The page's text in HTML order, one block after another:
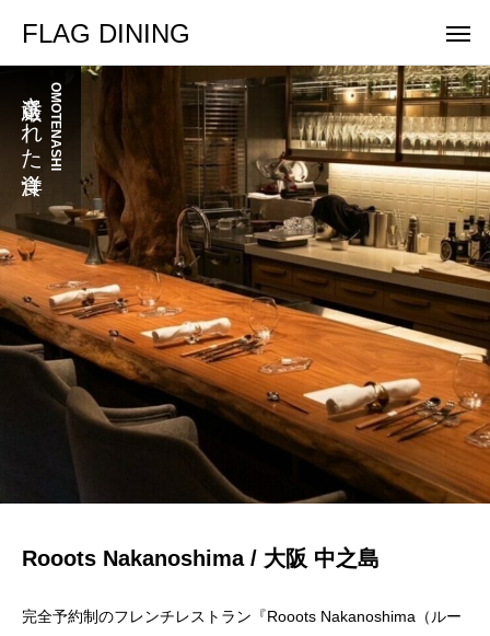
FLAG DINING
OMOTENASHI
厳選された洋食
Rooots Nakanoshima / 大阪 中之島
完全予約制のフレンチレストラン『Rooots Nakanoshima（ルー